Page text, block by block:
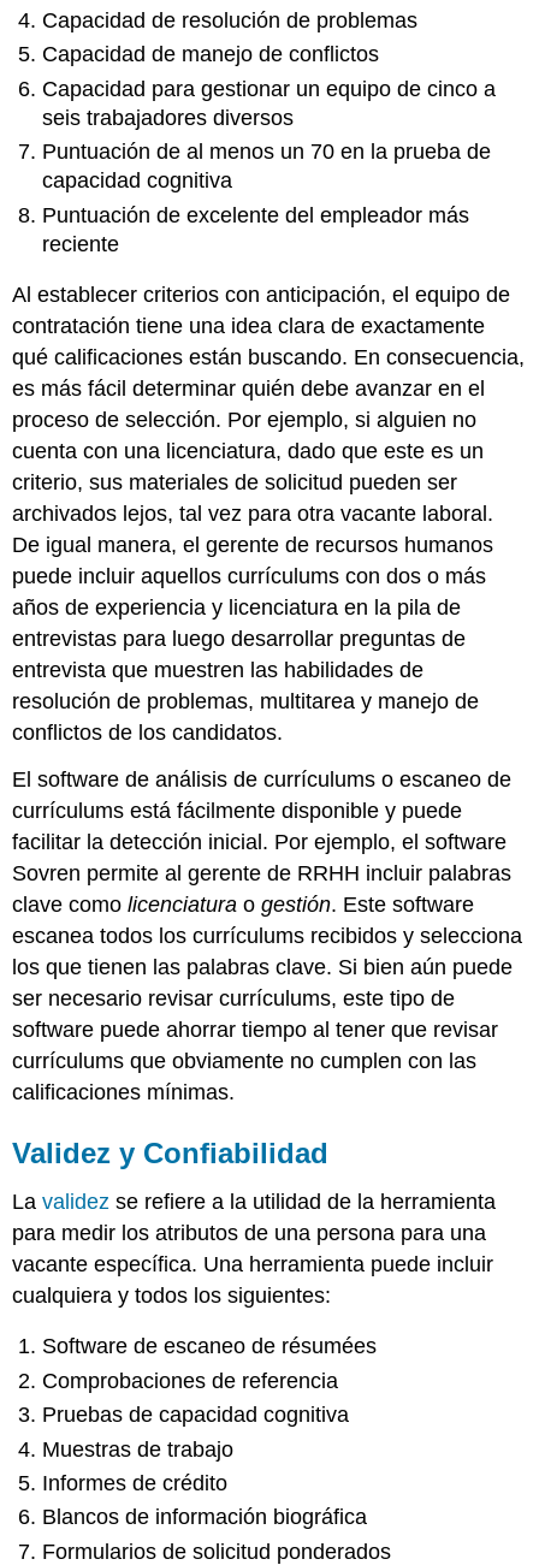
Capacidad de resolución de problemas
Capacidad de manejo de conflictos
Capacidad para gestionar un equipo de cinco a
seis trabajadores diversos
Puntuación de al menos un 70 en la prueba de
capacidad cognitiva
Puntuación de excelente del empleador más
reciente
Al establecer criterios con anticipación, el equipo de
contratación tiene una idea clara de exactamente
qué calificaciones están buscando. En consecuencia,
es más fácil determinar quién debe avanzar en el
proceso de selección. Por ejemplo, si alguien no
cuenta con una licenciatura, dado que este es un
criterio, sus materiales de solicitud pueden ser
archivados lejos, tal vez para otra vacante laboral.
De igual manera, el gerente de recursos humanos
puede incluir aquellos currículums con dos o más
años de experiencia y licenciatura en la pila de
entrevistas para luego desarrollar preguntas de
entrevista que muestren las habilidades de
resolución de problemas, multitarea y manejo de
conflictos de los candidatos.
El software de análisis de currículums o escaneo de
currículums está fácilmente disponible y puede
facilitar la detección inicial. Por ejemplo, el software
Sovren permite al gerente de RRHH incluir palabras
clave comolicenciatura ogestión. Este software
escanea todos los currículums recibidos y selecciona
los que tienen las palabras clave. Si bien aún puede
ser necesario revisar currículums, este tipo de
software puede ahorrar tiempo al tener que revisar
currículums que obviamente no cumplen con las
calificaciones mínimas.
Validez y Confiabilidad
Lavalidez se refiere a la utilidad de la herramienta
para medir los atributos de una persona para una
vacante específica. Una herramienta puede incluir
cualquiera y todos los siguientes:
Software de escaneo de résumées
Comprobaciones de referencia
Pruebas de capacidad cognitiva
Muestras de trabajo
Informes de crédito
Blancos de información biográfica
Formularios de solicitud ponderados